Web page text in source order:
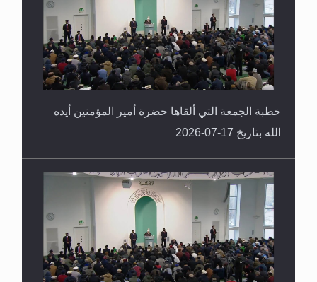
خطبة الجمعة التي ألقاها حضرة أمير المؤمنين أيده
الله بتاريخ 17-07-2026